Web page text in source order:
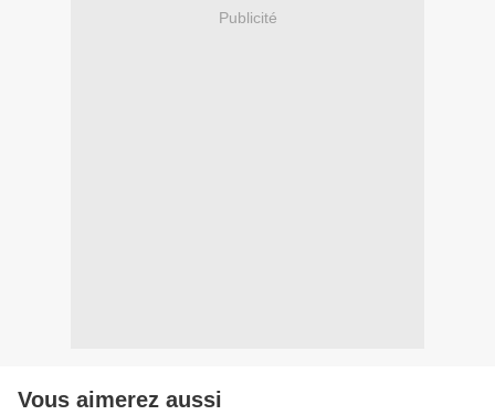
Publicité
Vous aimerez aussi